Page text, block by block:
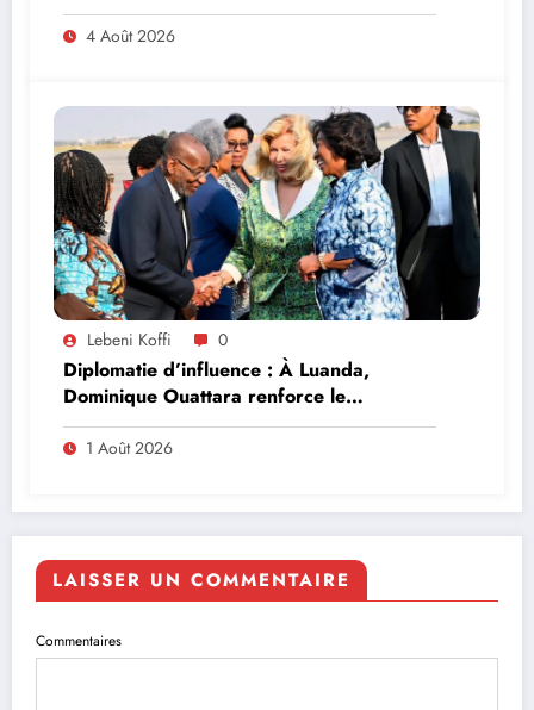
4 Août 2026
Lebeni Koffi 0
Diplomatie d’influence : À Luanda,
Dominique Ouattara renforce le
leadership solidaire de la Côte d’Ivoire en
Afrique
1 Août 2026
LAISSER UN COMMENTAIRE
Commentaires